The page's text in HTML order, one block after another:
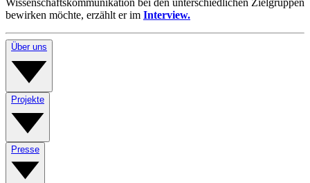
Wissenschaftskommunikation bei den unterschiedlichen Zielgruppen
bewirken möchte, erzählt er im Interview.
Über uns
Projekte
Presse